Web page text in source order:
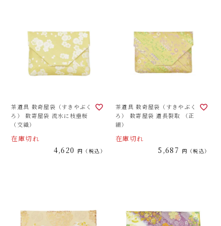
茶道具 数奇屋袋（すきやぶく
ろ） 数寄屋袋 流水に枝垂桜
（交織）
在庫切れ
4,620 税込
茶道具 数奇屋袋（すきやぶく
ろ） 数寄屋袋 道長裂取 （正
絹）
在庫切れ
5,687 税込